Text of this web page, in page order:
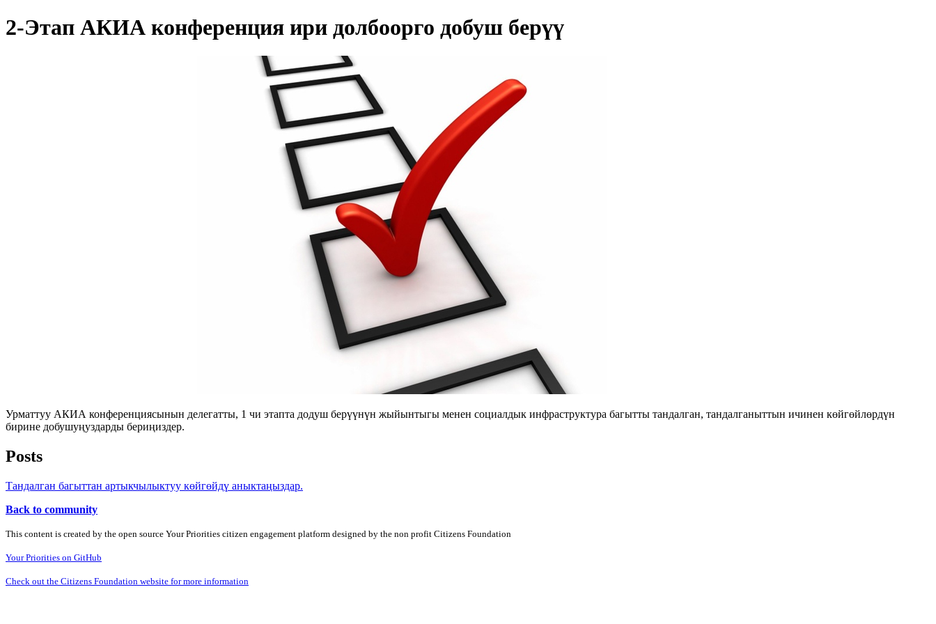
2-Этап АКИА конференция ири долбоорго добуш берүү
Урматтуу АКИА конференциясынын делегатты, 1 чи этапта додуш берүүнүн жыйынтыгы менен социалдык инфраструктура багытты тандалган, тандалганыттын ичинен көйгөйлөрдүн
бирине добушуңуздарды бериңиздер.
Posts
Тандалган багыттан артыкчылыктуу көйгөйдү аныктаңыздар.
Back to community
This content is created by the open source Your Priorities citizen engagement platform designed by the non profit Citizens Foundation
Your Priorities on GitHub
Check out the Citizens Foundation website for more information